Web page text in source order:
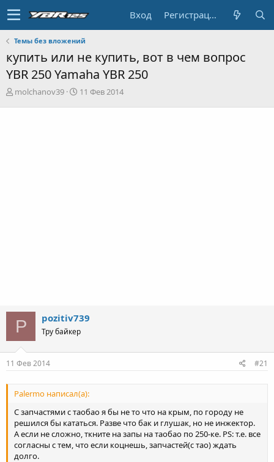
Вход Регистрация
Темы без вложений
купить или не купить, вот в чем вопрос
YBR 250 Yamaha YBR 250
А
molchanov39
Д11 Фев 2014
P pozitiv739
Тру байкер
11 Фев 2014 #21
Palermo написал(а):
С запчастями с таобао я бы не то что на крым, по городу не
решился бы кататься. Разве что бак и глушак, но не инжектор.
А если не сложно, ткните на запы на таобао по 250-ке. PS: т.е. все
согласны с тем, что если коцнешь, запчастей(с тао) ждать
долго.